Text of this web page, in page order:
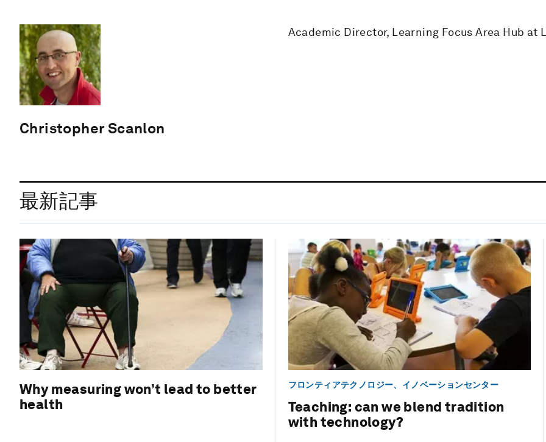
Christopher Scanlon
Academic Director, Learning Focus Area Hub at
最新記事
Why measuring won’t lead to better
health
フロンティアテクノロジー、イノベーションセンター
Teaching: can we blend tradition
with technology?